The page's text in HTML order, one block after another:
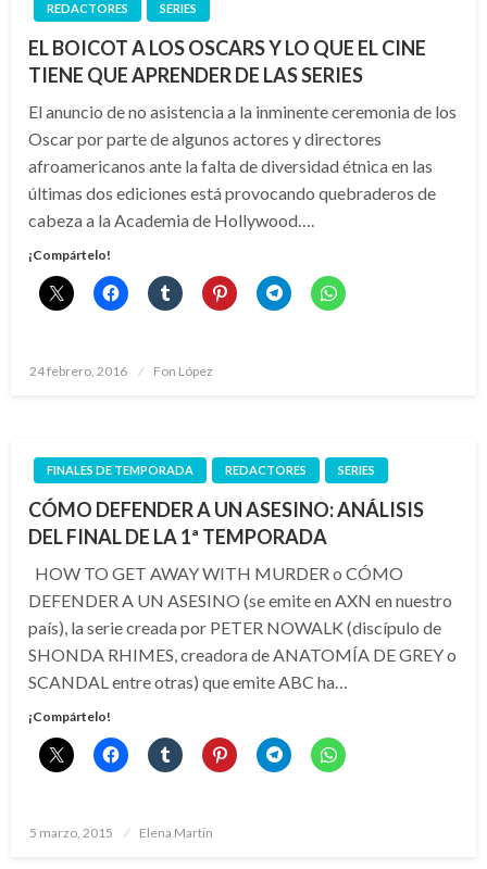
REDACTORES SERIES
EL BOICOT A LOS OSCARS Y LO QUE EL CINE
TIENE QUE APRENDER DE LAS SERIES
El anuncio de no asistencia a la inminente ceremonia de los
Oscar por parte de algunos actores y directores
afroamericanos ante la falta de diversidad étnica en las
últimas dos ediciones está provocando quebraderos de
cabeza a la Academia de Hollywood….
¡Compártelo!
Publicado
24 febrero, 2016 Fon López
FINALES DE TEMPORADA REDACTORES SERIES
CÓMO DEFENDER A UN ASESINO: ANÁLISIS
DEL FINAL DE LA 1ª TEMPORADA
HOW TO GET AWAY WITH MURDER o CÓMO
DEFENDER A UN ASESINO (se emite en AXN en nuestro
país), la serie creada por PETER NOWALK (discípulo de
SHONDA RHIMES, creadora de ANATOMÍA DE GREY o
SCANDAL entre otras) que emite ABC ha…
¡Compártelo!
Publicado
5 marzo, 2015 Elena Martin